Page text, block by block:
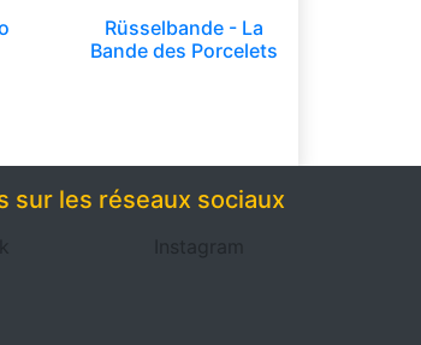
Rüsselbande - La
Bande des Porcelets
sur les réseaux sociaux
Instagram